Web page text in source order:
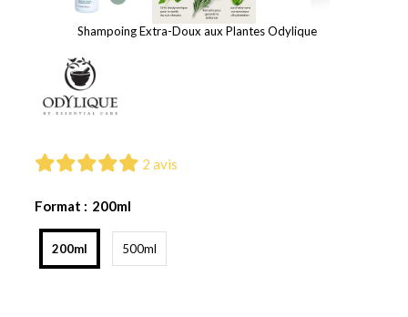
Shampoing Extra-Doux aux Plantes Odylique
2 avis
Format : 200ml
200ml 500ml